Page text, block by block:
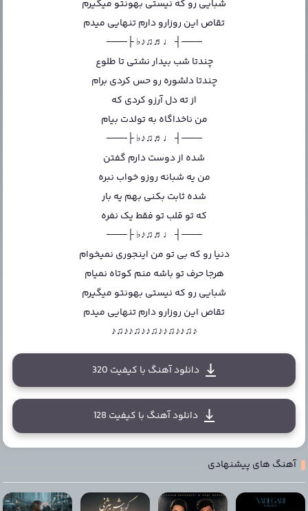
شبایی رو که نیستی بهونتو میگیرم
تقاص این روزارو دارم تنهایی میدم
───┤ ♩♬♫♪♭ ├───
چندتا شب بیدار نشتی تا طلوع
چندتا دلشوره رو حس کردی برام
از ته دل آرزو کردی که
من ناخداگاه به تولدت بیام
───┤ ♩♬♫♪♭ ├───
شده از دوست دارم گفتن
من یه شبانه روزو خواب نبره
شده ثابت بکنی بهم یه بار
که تو قلب تو فقط یک نفره
───┤ ♩♬♫♪♭ ├───
دنیا رو که بی تو من اینجوری نمیخوام
هرجا حرف تو باشه منم کوتاه نمیام
شبایی رو که نیستی بهونتو میگیرم
تقاص این روزارو دارم تنهایی میدم
♪♫♪♪♫♪♪♫♪♪♫♪♪♫♪
دانلود آهنگ با کیفیت 320
دانلود آهنگ با کیفیت 128
آهنگ های پیشنهادی